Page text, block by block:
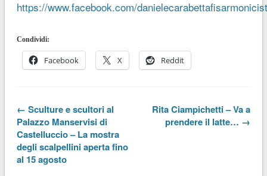
https://www.facebook.com/
Condividi:
Facebook X Reddit
← Sculture e scultori al
Palazzo Manservisi di
Castelluccio – La mostra
degli scalpellini aperta fino
al 15 agosto
Rita Ciampichetti – Va a
prendere il latte… →